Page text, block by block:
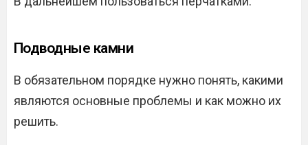
Подводные камни
В обязательном порядке нужно понять, какими
являются основные проблемы и как можно их
решить.